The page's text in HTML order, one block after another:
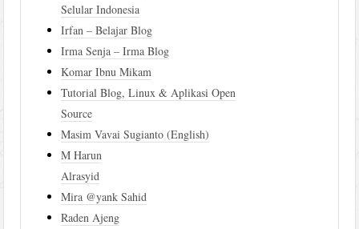
Selular Indonesia
Irfan – Belajar Blog
Irma Senja – Irma Blog
Komar Ibnu Mikam
Tutorial Blog, Linux & Aplikasi Open
Source
Masim Vavai Sugianto (English)
M Harun
Alrasyid
Mira @yank Sahid
Raden Ajeng